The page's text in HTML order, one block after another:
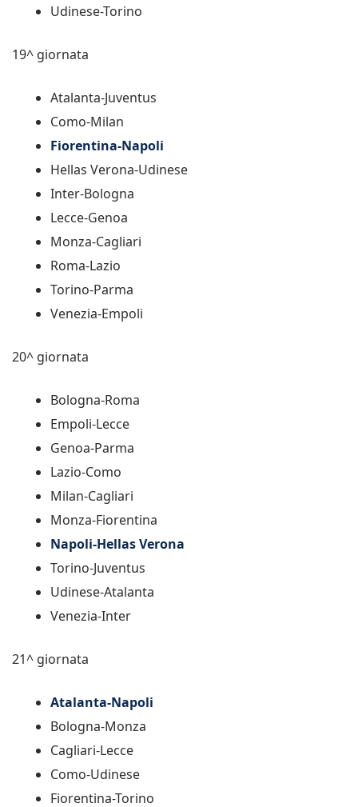
Udinese-Torino
19^ giornata
Atalanta-Juventus
Como-Milan
Fiorentina-Napoli
Hellas Verona-Udinese
Inter-Bologna
Lecce-Genoa
Monza-Cagliari
Roma-Lazio
Torino-Parma
Venezia-Empoli
20^ giornata
Bologna-Roma
Empoli-Lecce
Genoa-Parma
Lazio-Como
Milan-Cagliari
Monza-Fiorentina
Napoli-Hellas Verona
Torino-Juventus
Udinese-Atalanta
Venezia-Inter
21^ giornata
Atalanta-Napoli
Bologna-Monza
Cagliari-Lecce
Como-Udinese
Fiorentina-Torino